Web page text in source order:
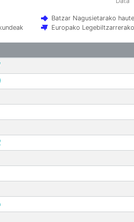
Batzar Nagusietarako
Europako